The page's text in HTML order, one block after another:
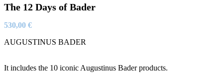
The 12 Days of Bader
530,00 €
AUGUSTINUS BADER
It includes the 10 iconic Augustinus Bader products.